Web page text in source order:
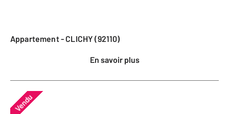
Appartement - CLICHY (92110)
En savoir plus
Vendu